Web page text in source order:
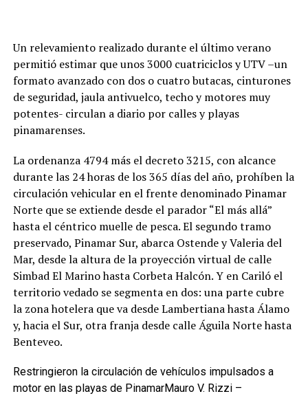
Un relevamiento realizado durante el último verano
permitió estimar que unos 3000 cuatriciclos y UTV –un
formato avanzado con dos o cuatro butacas, cinturones
de seguridad, jaula antivuelco, techo y motores muy
potentes- circulan a diario por calles y playas
pinamarenses.
La ordenanza 4794 más el decreto 3215, con alcance
durante las 24 horas de los 365 días del año, prohíben la
circulación vehicular en el frente denominado Pinamar
Norte que se extiende desde el parador “El más allá”
hasta el céntrico muelle de pesca. El segundo tramo
preservado, Pinamar Sur, abarca Ostende y Valeria del
Mar, desde la altura de la proyección virtual de calle
Simbad El Marino hasta Corbeta Halcón. Y en Cariló el
territorio vedado se segmenta en dos: una parte cubre
la zona hotelera que va desde Lambertiana hasta Álamo
y, hacia el Sur, otra franja desde calle Águila Norte hasta
Benteveo.
Restringieron la circulación de vehículos impulsados a
motor en las playas de PinamarMauro V. Rizzi –